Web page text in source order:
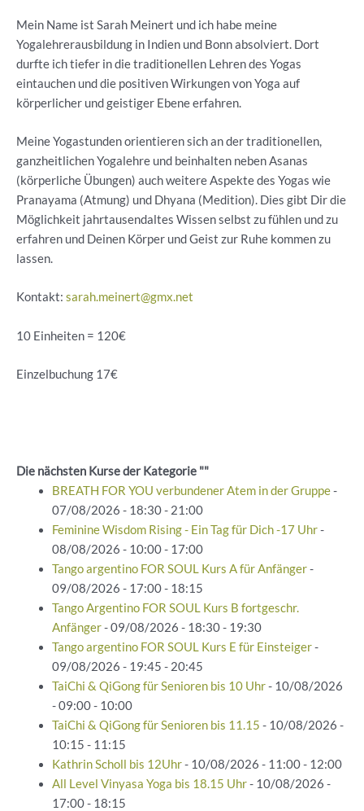
Mein Name ist Sarah Meinert und ich habe meine
Yogalehrerausbildung in Indien und Bonn absolviert. Dort
durfte ich tiefer in die traditionellen Lehren des Yogas
eintauchen und die positiven Wirkungen von Yoga auf
körperlicher und geistiger Ebene erfahren.
Meine Yogastunden orientieren sich an der traditionellen,
ganzheitlichen Yogalehre und beinhalten neben Asanas
(körperliche Übungen) auch weitere Aspekte des Yogas wie
Pranayama (Atmung) und Dhyana (Medition). Dies gibt Dir die
Möglichkeit jahrtausendaltes Wissen selbst zu fühlen und zu
erfahren und Deinen Körper und Geist zur Ruhe kommen zu
lassen.
Kontakt: sarah.meinert@gmx.net
10 Einheiten = 120€
Einzelbuchung 17€
Die nächsten Kurse der Kategorie ""
BREATH FOR YOU verbundener Atem in der Gruppe-
07/08/2026 - 18:30 - 21:00
Feminine Wisdom Rising - Ein Tag für Dich -17 Uhr-
08/08/2026 - 10:00 - 17:00
Tango argentino FOR SOUL Kurs A für Anfänger-
09/08/2026 - 17:00 - 18:15
Tango Argentino FOR SOUL Kurs B fortgeschr.
Anfänger- 09/08/2026 - 18:30 - 19:30
Tango argentino FOR SOUL Kurs E für Einsteiger-
09/08/2026 - 19:45 - 20:45
TaiChi & QiGong für Senioren bis 10 Uhr- 10/08/2026
- 09:00 - 10:00
TaiChi & QiGong für Senioren bis 11.15 - 10/08/2026 -
10:15 - 11:15
Kathrin Scholl bis 12Uhr- 10/08/2026 - 11:00 - 12:00
All Level Vinyasa Yoga bis 18.15 Uhr- 10/08/2026 -
17:00 - 18:15